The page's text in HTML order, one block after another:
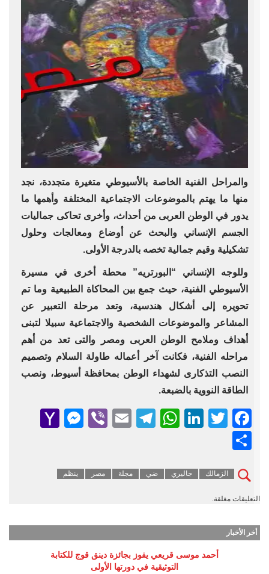
والمراحل الفنية الخاصة بالأسيوطي متغيرة متجددة، نجد
منها ما يهتم بالموضوعات الاجتماعية المختلفة وأهمها ما
يدور في الوطن العربى من أحداث، وأخرى تحاكى جماليات
الجسم الإنساني والبحث عن أوضاع ومعالجات وحلول
تشكيلية وقيم جمالية تخصه بالدرجة الأولى.
وللوجه الإنساني “البورتريه” محطة أخرى في مسيرة
الأسيوطي الفنية، حيث جمع بين المحاكاة الطبيعية وما تم
تحويره إلى أشكال هندسية، وتعد مرحلة التعبير عن
المشاعر والموضوعات الشخصية والاجتماعية سبيلا لتبنى
أهداف وملامح الوطن العربى ومصر والتى تعد من أهم
مراحله الفنية، فكانت آخر أعماله طاولة السلام وتصميم
النصب التذكارى لشهداء الوطن بمحافظة أسيوط، ونصب
الطاقة النووية بالضبعة.
Facebook
Twitter
LinkedIn
WhatsApp
Telegram
Email
Viber
الزمالك جاليري ضي مجلة مصر ينظم
التعليقات مغلقة.
أخر الأخبار
أحمد موسى قريعي يفوز بجائزة دينق قوج للكتابة
التوثيقية في دورتها الأولى